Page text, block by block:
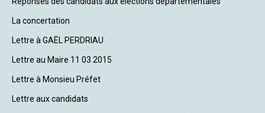
La concertation
Lettre à GAËL PERDRIAU
Lettre au Maire 11 03 2015
Lettre à Monsieu Préfet
Lettre aux candidats